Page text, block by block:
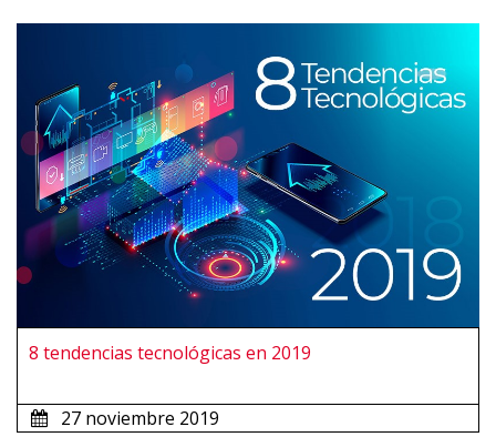
8 tendencias tecnológicas en 2019
27 noviembre 2019